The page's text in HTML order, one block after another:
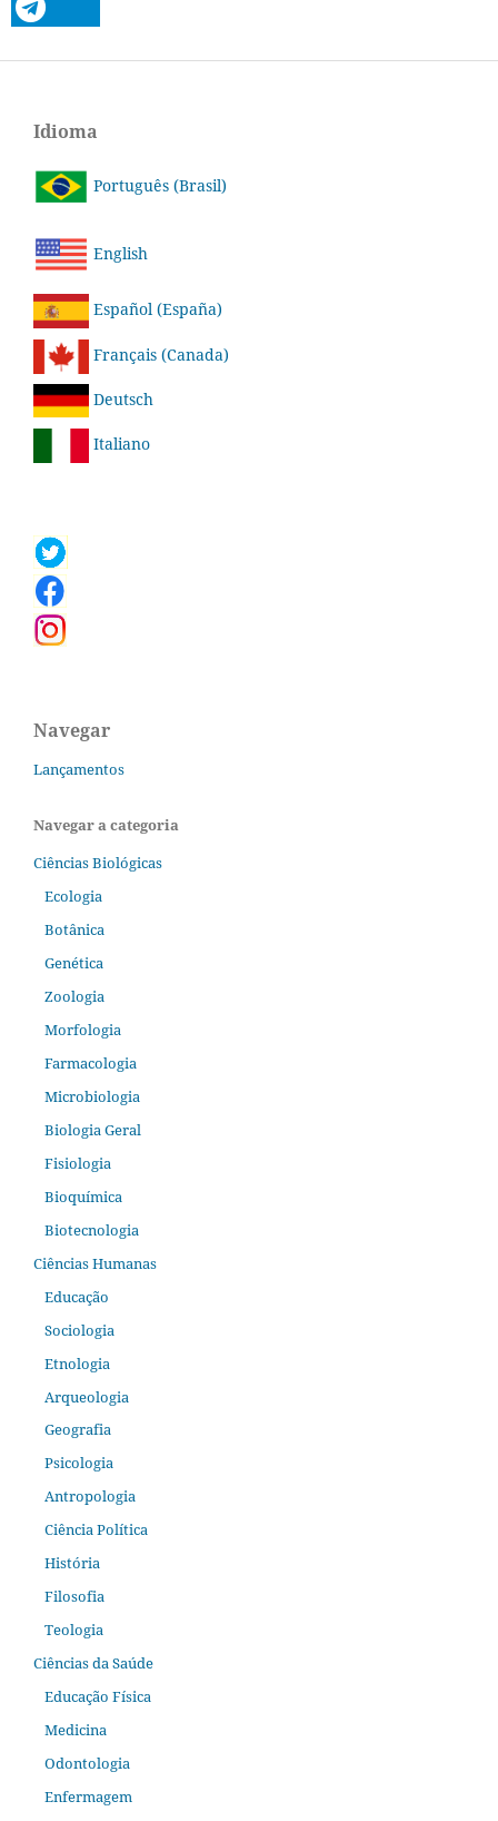
Idioma
Português (Brasil)
English
Español (España)
Français (Canada)
Deutsch
Italiano
Navegar
Lançamentos
Navegar a categoria
Ciências Biológicas
Ecologia
Botânica
Genética
Zoologia
Morfologia
Farmacologia
Microbiologia
Biologia Geral
Fisiologia
Bioquímica
Biotecnologia
Ciências Humanas
Educação
Sociologia
Etnologia
Arqueologia
Geografia
Psicologia
Antropologia
Ciência Política
História
Filosofia
Teologia
Ciências da Saúde
Educação Física
Medicina
Odontologia
Enfermagem